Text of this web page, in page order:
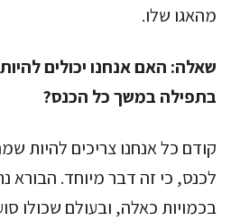
מהאגו שלו.
שאלה: האם אנחנו יכולים
בתפילה במשך כל הכנס?
קודם כל אנחנו צריכים להיות
לכנס, כי זה דבר מיוחד. הבורא
בכמויות כאלה, ובעולם שכולו